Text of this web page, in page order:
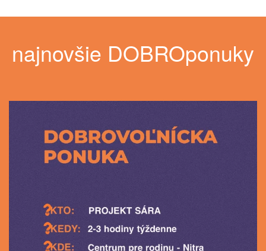
najnovšie DOBROponuky